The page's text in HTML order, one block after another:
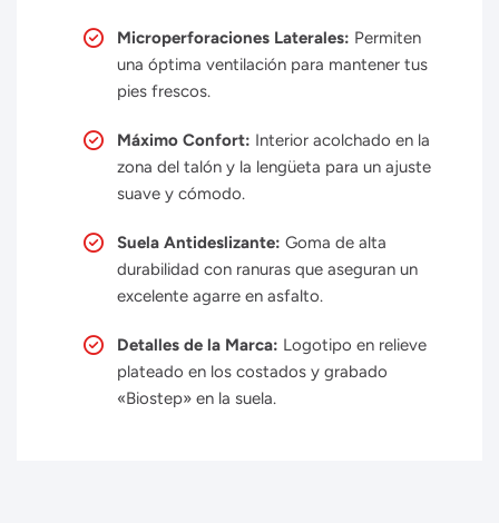
Microperforaciones Laterales: Permiten
una óptima ventilación para mantener tus
pies frescos.
Máximo Confort: Interior acolchado en la
zona del talón y la lengüeta para un ajuste
suave y cómodo.
Suela Antideslizante: Goma de alta
durabilidad con ranuras que aseguran un
excelente agarre en asfalto.
Detalles de la Marca: Logotipo en relieve
plateado en los costados y grabado
«Biostep» en la suela.